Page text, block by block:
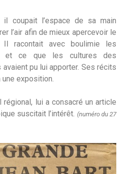
il coupait l’espace de sa main
l’air afin de mieux apercevoir le
racontait avec boulimie les
et ce que les cultures des
pu lui apporter. Ses récits
exposition.
régional, lui a consacré un article
suscitait l’intérêt. (numéro du 27